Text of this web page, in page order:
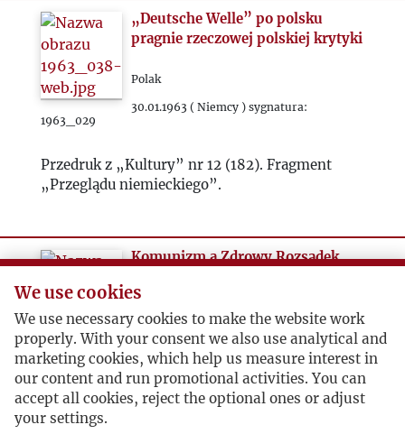
„Deutsche Welle” po polsku
pragnie rzeczowej polskiej krytyki
Polak
30.01.1963 ( Niemcy ) sygnatura:
1963_029
Przedruk z „Kultury” nr 12 (182). Fragment
„Przeglądu niemieckiego”.
Komunizm a Zdrowy Rozsądek
Dziennik Chicagoski
06.02.1963 ( USA ) sygnatura: 1963_030
Przedruk z „Kultury” nr 1-2 (183-184)
fragmentu „Kroniki angielskiej”.
We use cookies
We use necessary cookies to make the website work
properly. With your consent we also use analytical and
marketing cookies, which help us measure interest in
our content and run promotional activities. You can
accept all cookies, reject the optional ones or adjust
your settings.